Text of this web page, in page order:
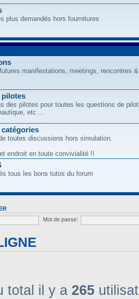
plus demandés hors fournitures
manifestations, meetings, rencontres
pilotes
des pilotes pour toutes les questions de
etc ...
toutes discussions hors simulation.
endroit en toute convivialité !!
tous les bons tutos du forum
Mot de passe:
total il y a 265